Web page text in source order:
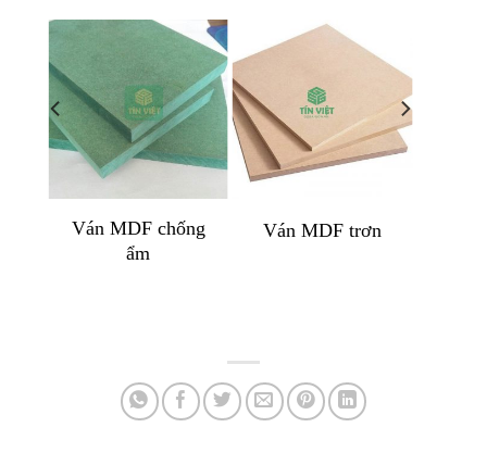
Ván MDF chống
ẩm
Ván MDF trơn